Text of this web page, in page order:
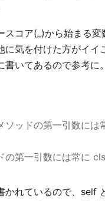
スコア(_)から始まる
に気を付けた方がイイ
書いてあるので参考に。
ソッドの第一引数には
の第一引数には常に cls
かれているので、self